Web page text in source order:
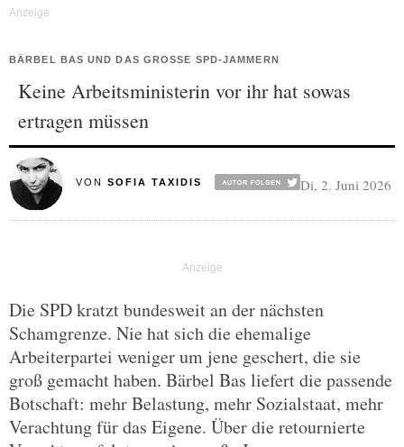
BÄRBEL BAS UND DAS GROSSE SPD-JAMMERN
Keine Arbeitsministerin vor ihr hat sowas
ertragen müssen
VON SOFIA TAXIDIS Di, 2. Juni 2026
Die SPD kratzt bundesweit an der nächsten
Schamgrenze. Nie hat sich die ehemalige
Arbeiterpartei weniger um jene geschert, die sie
groß gemacht haben. Bärbel Bas liefert die passende
Botschaft: mehr Belastung, mehr Sozialstaat, mehr
Verachtung für das Eigene. Über die retournierte